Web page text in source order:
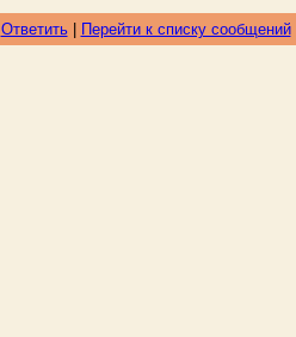
Ответить| Перейти к списку сообщений|